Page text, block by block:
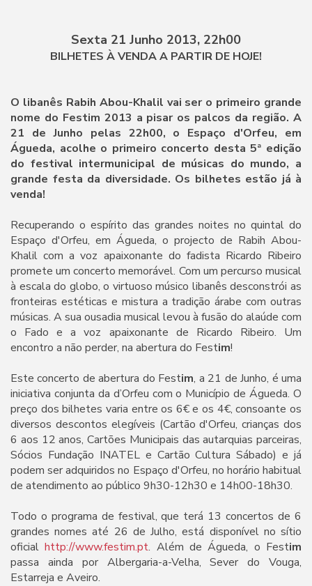
Sexta 21 Junho 2013, 22h00
BILHETES À VENDA A PARTIR DE HOJE!
O libanês Rabih Abou-Khalil vai ser o primeiro grande
nome do Festim 2013 a pisar os palcos da região. A
21 de Junho pelas 22h00, o Espaço d'Orfeu, em
Águeda, acolhe o primeiro concerto desta 5ª edição
do festival intermunicipal de músicas do mundo, a
grande festa da diversidade. Os bilhetes estão já à
venda!
Recuperando o espírito das grandes noites no quintal do
Espaço d'Orfeu, em Águeda, o projecto de Rabih Abou-
Khalil com a voz apaixonante do fadista Ricardo Ribeiro
promete um concerto memorável. Com um percurso musical
à escala do globo, o virtuoso músico libanês desconstrói as
fronteiras estéticas e mistura a tradição árabe com outras
músicas. A sua ousadia musical levou à fusão do alaúde com
o Fado e a voz apaixonante de Ricardo Ribeiro. Um
encontro a não perder, na abertura do Festim!
Este concerto de abertura do Festim, a 21 de Junho, é uma
iniciativa conjunta da d’Orfeu com o Município de Águeda. O
preço dos bilhetes varia entre os 6€ e os 4€, consoante os
diversos descontos elegíveis (Cartão d'Orfeu, crianças dos
6 aos 12 anos, Cartões Municipais das autarquias parceiras,
Sócios Fundação INATEL e Cartão Cultura Sábado) e já
podem ser adquiridos no Espaço d'Orfeu, no horário habitual
de atendimento ao público 9h30-12h30 e 14h00-18h30.
Todo o programa de festival, que terá 13 concertos de 6
grandes nomes até 26 de Julho, está disponível no sítio
oficialhttp://www.festim.pt. Além de Águeda, o Festim
passa ainda por Albergaria-a-Velha, Sever do Vouga,
Estarreja e Aveiro.